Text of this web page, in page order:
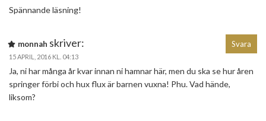
Spännande läsning!
monnah skriver:
15 APRIL, 2016 KL. 04:13
Ja, ni har många år kvar innan ni hamnar här, men du ska se hur åren
springer förbi och hux flux är barnen vuxna! Phu. Vad hände,
liksom?
Svara